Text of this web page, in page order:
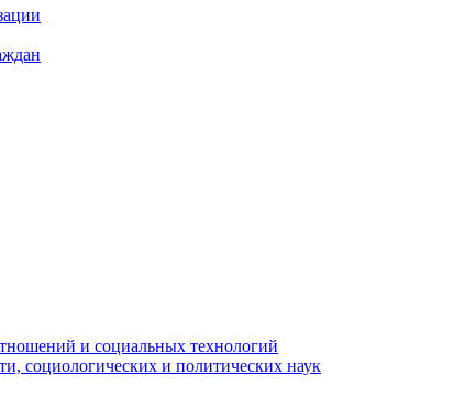
и социальных технологий
социологических и политических наук